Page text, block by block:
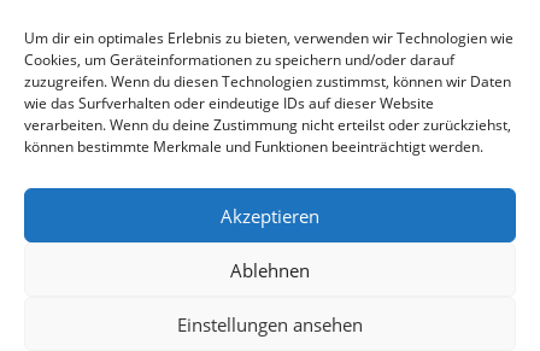
Um dir ein optimales Erlebnis zu bieten, verwenden wir Technologien wie
Cookies, um Geräteinformationen zu speichern und/oder darauf
zuzugreifen. Wenn du diesen Technologien zustimmst, können wir Daten
wie das Surfverhalten oder eindeutige IDs auf dieser Website
verarbeiten. Wenn du deine Zustimmung nicht erteilst oder zurückziehst,
können bestimmte Merkmale und Funktionen beeinträchtigt werden.
Akzeptieren
Ablehnen
Einstellungen ansehen
Biologisches Wunder in Ceuta
Ein vermeintliches Abschiebemärchen
Archiv